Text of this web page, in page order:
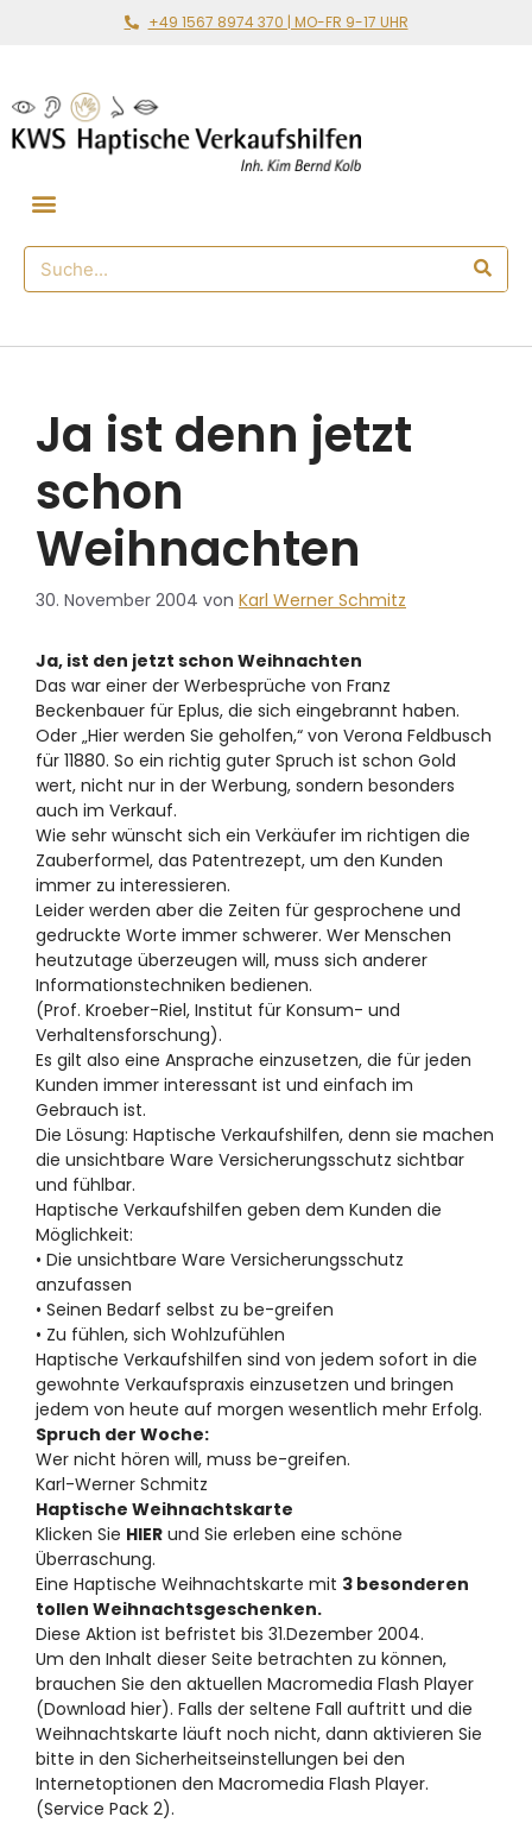
+49 1567 8974 370 | MO-FR 9-17 UHR
Ja ist denn jetzt
schon
Weihnachten
30. November 2004 von Karl Werner Schmitz
Ja, ist den jetzt schon Weihnachten
Das war einer der Werbesprüche von Franz
Beckenbauer für Eplus, die sich eingebrannt haben.
Oder „Hier werden Sie geholfen,“ von Verona Feldbusch
für 11880. So ein richtig guter Spruch ist schon Gold
wert, nicht nur in der Werbung, sondern besonders
auch im Verkauf.
Wie sehr wünscht sich ein Verkäufer im richtigen die
Zauberformel, das Patentrezept, um den Kunden
immer zu interessieren.
Leider werden aber die Zeiten für gesprochene und
gedruckte Worte immer schwerer. Wer Menschen
heutzutage überzeugen will, muss sich anderer
Informationstechniken bedienen.
(Prof. Kroeber-Riel, Institut für Konsum- und
Verhaltensforschung).
Es gilt also eine Ansprache einzusetzen, die für jeden
Kunden immer interessant ist und einfach im
Gebrauch ist.
Die Lösung: Haptische Verkaufshilfen, denn sie machen
die unsichtbare Ware Versicherungsschutz sichtbar
und fühlbar.
Haptische Verkaufshilfen geben dem Kunden die
Möglichkeit:
• Die unsichtbare Ware Versicherungsschutz
anzufassen
• Seinen Bedarf selbst zu be-greifen
• Zu fühlen, sich Wohlzufühlen
Haptische Verkaufshilfen sind von jedem sofort in die
gewohnte Verkaufspraxis einzusetzen und bringen
jedem von heute auf morgen wesentlich mehr Erfolg.
Spruch der Woche:
Wer nicht hören will, muss be-greifen.
Karl-Werner Schmitz
Haptische Weihnachtskarte
Klicken Sie HIER und Sie erleben eine schöne
Überraschung.
Eine Haptische Weihnachtskarte mit 3 besonderen
tollen Weihnachtsgeschenken.
Diese Aktion ist befristet bis 31.Dezember 2004.
Um den Inhalt dieser Seite betrachten zu können,
brauchen Sie den aktuellen Macromedia Flash Player
(Download hier). Falls der seltene Fall auftritt und die
Weihnachtskarte läuft noch nicht, dann aktivieren Sie
bitte in den Sicherheitseinstellungen bei den
Internetoptionen den Macromedia Flash Player.
(Service Pack 2).